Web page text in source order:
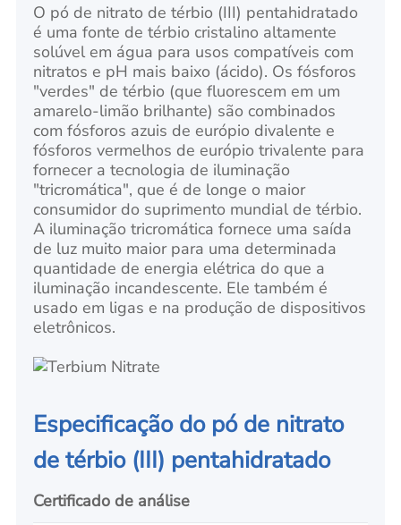
O pó de nitrato de térbio (III) pentahidratado
é uma fonte de térbio cristalino altamente
solúvel em água para usos compatíveis com
nitratos e pH mais baixo (ácido). Os fósforos
"verdes" de térbio (que fluorescem em um
amarelo-limão brilhante) são combinados
com fósforos azuis de európio divalente e
fósforos vermelhos de európio trivalente para
fornecer a tecnologia de iluminação
"tricromática", que é de longe o maior
consumidor do suprimento mundial de térbio.
A iluminação tricromática fornece uma saída
de luz muito maior para uma determinada
quantidade de energia elétrica do que a
iluminação incandescente. Ele também é
usado em ligas e na produção de dispositivos
eletrônicos.
Especificação do pó de nitrato
de térbio (III) pentahidratado
Certificado de análise